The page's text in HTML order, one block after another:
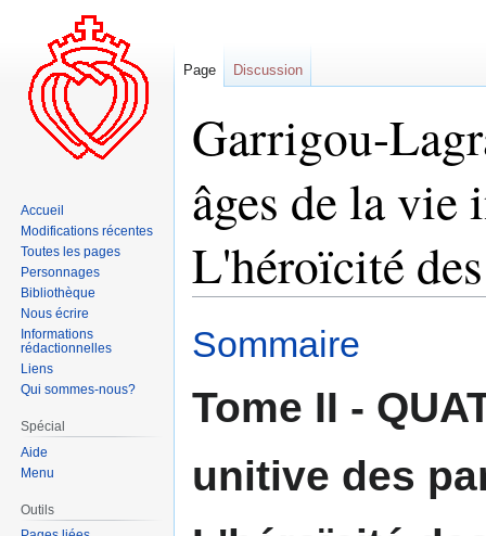
Garrigou-
âges de la vie
L'héroïcité
à
navigation
à
recherche
Sommaire
Tome II -
unitive des
Page Discussion
Accueil
Modifications récentes
Toutes les pages
Personnages
Bibliothèque
Nous écrire
Informations
rédactionnelles
Liens
Qui sommes-nous?
Spécial
Aide
Menu
Outils